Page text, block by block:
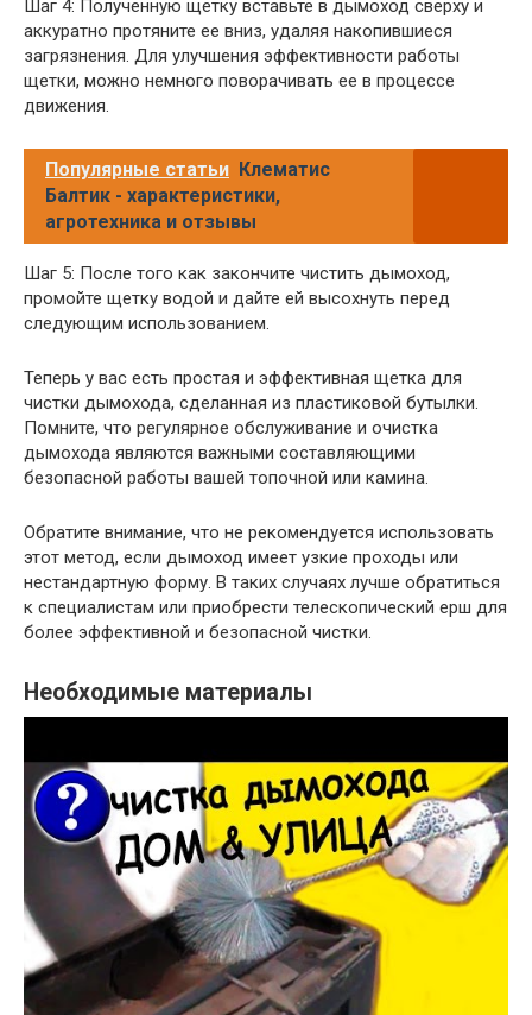
Шаг 4: Полученную щетку вставьте в дымоход сверху и
аккуратно протяните ее вниз, удаляя накопившиеся
загрязнения. Для улучшения эффективности работы
щетки, можно немного поворачивать ее в процессе
движения.
Популярные статьи Клематис
Балтик - характеристики,
агротехника и отзывы
Шаг 5: После того как закончите чистить дымоход,
промойте щетку водой и дайте ей высохнуть перед
следующим использованием.
Теперь у вас есть простая и эффективная щетка для
чистки дымохода, сделанная из пластиковой бутылки.
Помните, что регулярное обслуживание и очистка
дымохода являются важными составляющими
безопасной работы вашей топочной или камина.
Обратите внимание, что не рекомендуется использовать
этот метод, если дымоход имеет узкие проходы или
нестандартную форму. В таких случаях лучше обратиться
к специалистам или приобрести телескопический ерш для
более эффективной и безопасной чистки.
Необходимые материалы